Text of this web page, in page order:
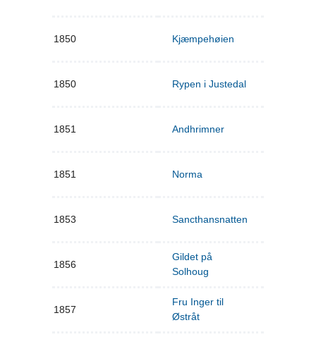
1850 Kjæmpehøien
1850 Rypen i Justedal
1851 Andhrimner
1851 Norma
1853 Sancthansnatten
1856
Gildet på
Solhoug
1857
Fru Inger til
Østråt